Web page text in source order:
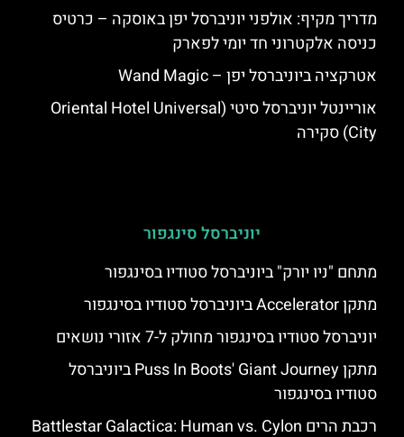
מדריך מקיף: אולפני יוניברסל יפן באוסקה – כרטיס
כניסה אלקטרוני חד יומי לפארק
אטרקציה ביוניברסל יפן – Wand Magic
אוריינטל יוניברסל סיטי (Oriental Hotel Universal
City) סקירה
יוניברסל סינגפור
מתחם "ניו יורק" ביוניברסל סטודיו בסינגפור
מתקן Accelerator ביוניברסל סטודיו בסינגפור
יוניברסל סטודיו בסינגפור מחולק ל-7 אזורי נושאים
מתקן Puss In Boots' Giant Journey ביוניברסל
סטודיו בסינגפור
רכבת הרים Battlestar Galactica: Human vs. Cylon